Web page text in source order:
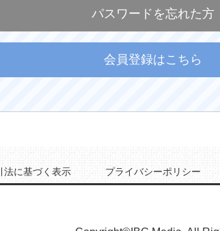
パスワードを忘れた方
会員登録はこちら
法に基づく表示 プライバシーポリシー